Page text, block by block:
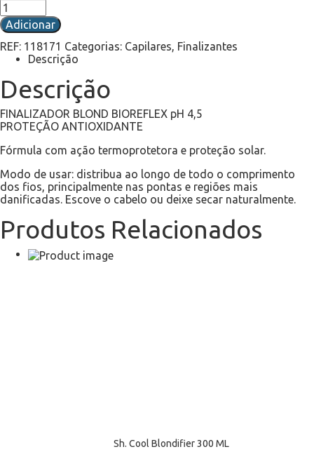
Adicionar
REF: 118171 Categorias: Capilares, Finalizantes
Descrição
Descrição
FINALIZADOR BLOND BIOREFLEX pH 4,5
PROTEÇÃO ANTIOXIDANTE
Fórmula com ação termoprotetora e proteção solar.
Modo de usar: distribua ao longo de todo o comprimento
dos fios, principalmente nas pontas e regiões mais
danificadas. Escove o cabelo ou deixe secar naturalmente.
Produtos Relacionados
Sh. Cool Blondifier 300 ML